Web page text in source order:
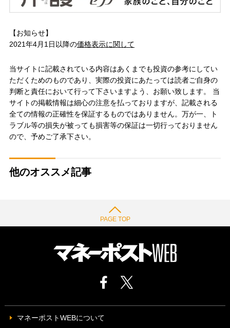
【お知らせ】
2021年4月1日以降の価格表示に関して
当サイトに記載されている内容はあくまでも投資の参考にしてい
ただくためのものであり、実際の投資にあたっては読者ご自身の
判断と責任において行って下さいますよう、お願い致します。 当
サイトの掲載情報は細心の注意を払っておりますが、記載される
全ての情報の正確性を保証するものではありません。万が一、ト
ラブル等の損失が被っても損害等の保証は一切行っておりません
ので、予めご了承下さい。
他のオススメ記事
PAGE TOP
マネーポストWEBについて